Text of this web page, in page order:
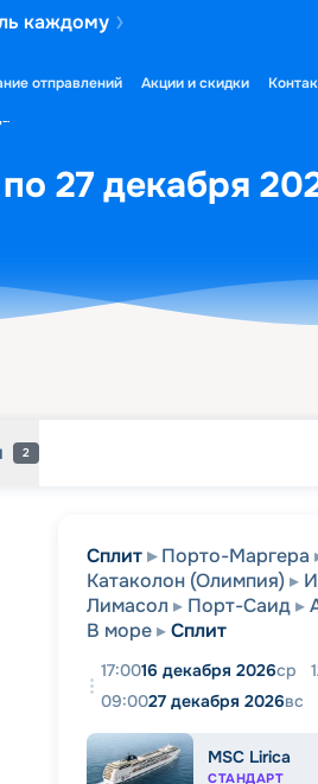
каждому
отправлений Акции и скидки
27 декабря
2
Сплит Порто-Маргера
Катаколон (Олимпия)
Лимасол
Порт-Саид
В море
Сплит
17:0016 декабря 2026ср
09:0027 декабря 2026вс
MSC Lirica
СТАНДАРТ